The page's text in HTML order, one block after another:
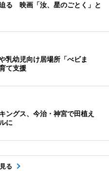
る 映画「汝、星のごとく」と
乳幼児向け居場所「べビま
て支援
ングス、今治・神宮で田植え
に
る